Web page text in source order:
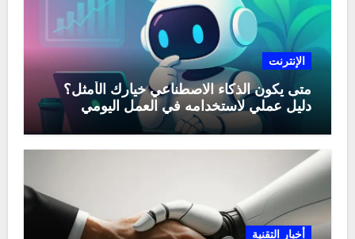
الإنترنت
متى يكون الذكاء الاصطناعي خيارك الأمثل؟
دليل عملي لاستخدامه في العمل اليومي
أخبار التقنية